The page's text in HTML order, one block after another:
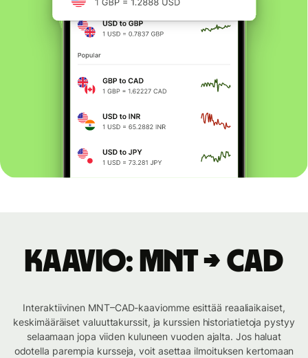
Kaavio: MNT → CAD
Interaktiivinen MNT–CAD-kaaviomme esittää reaaliaikaiset,
keskimääräiset valuuttakurssit, ja kurssien historiatietoja pystyy
selaamaan jopa viiden kuluneen vuoden ajalta. Jos haluat
odotella parempia kursseja, voit asettaa ilmoituksen kertomaan